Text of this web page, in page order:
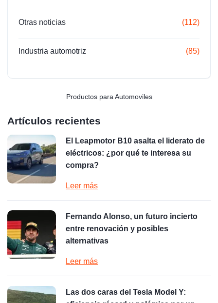
Otras noticias (112)
Industria automotriz (85)
Productos para Automoviles
Artículos recientes
El Leapmotor B10 asalta el liderato de
eléctricos: ¿por qué te interesa su
compra?
Leer más
Fernando Alonso, un futuro incierto
entre renovación y posibles
alternativas
Leer más
Las dos caras del Tesla Model Y: